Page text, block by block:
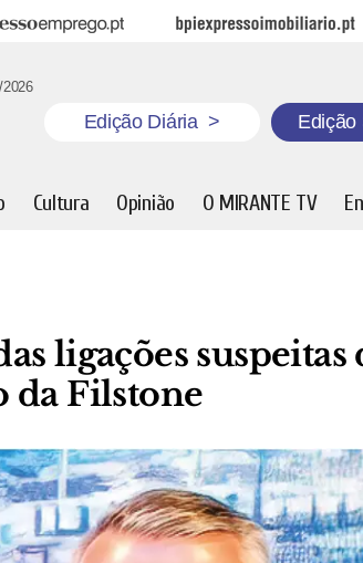
Emprego BPI Expresso Imobiliário
2026
Edição Diária > Edição
Cultura Opinião O MIRANTE TV
ligações suspeitas
da Filstone